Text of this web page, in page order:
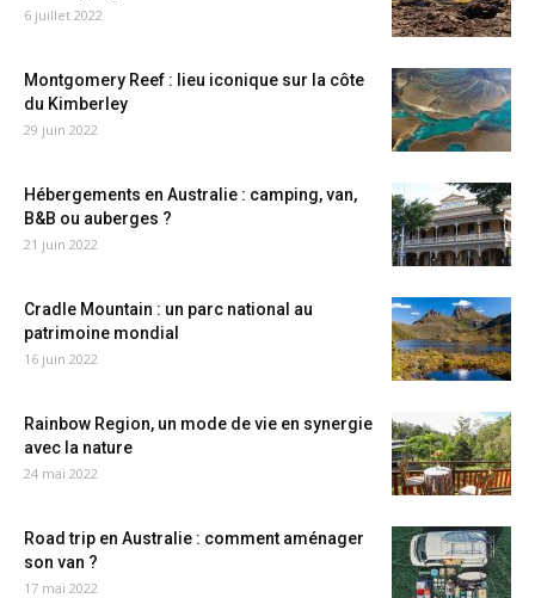
6 juillet 2022
Montgomery Reef : lieu iconique sur la côte
du Kimberley
29 juin 2022
Hébergements en Australie : camping, van,
B&B ou auberges ?
21 juin 2022
Cradle Mountain : un parc national au
patrimoine mondial
16 juin 2022
Rainbow Region, un mode de vie en synergie
avec la nature
24 mai 2022
Road trip en Australie : comment aménager
son van ?
17 mai 2022